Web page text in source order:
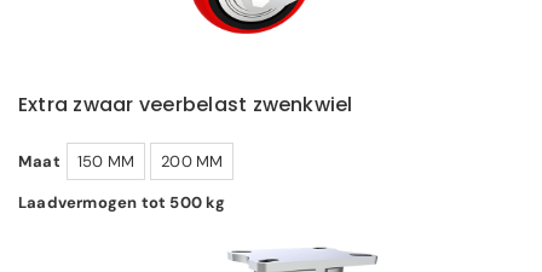
Extra zwaar veerbelast zwenkwiel
Maat 150 MM
200 MM
Laadvermogen tot 500 kg